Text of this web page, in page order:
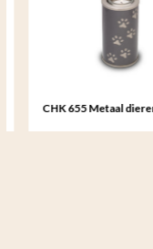
CHK 655 Metaal dieren